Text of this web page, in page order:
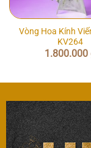
Vòng Hoa Kính
KV264
1.800.000